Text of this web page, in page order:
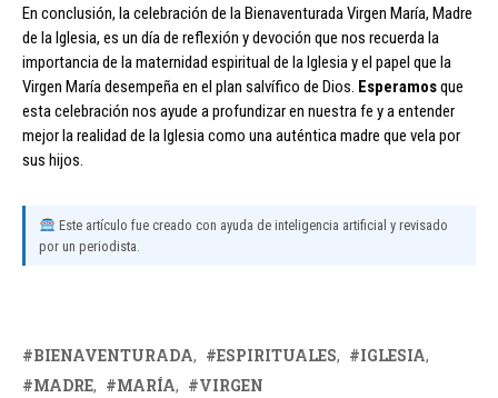
En conclusión, la celebración de la Bienaventurada Virgen María, Madre
de la Iglesia, es un día de reflexión y devoción que nos recuerda la
importancia de la maternidad espiritual de la Iglesia y el papel que la
Virgen María desempeña en el plan salvífico de Dios. Esperamosque
esta celebración nos ayude a profundizar en nuestra fe y a entender
mejor la realidad de la Iglesia como una auténtica madre que vela por
sus hijos.
Este artículo fue creado con ayuda de inteligencia artificial y revisado
por un periodista.
BIENAVENTURADA ESPIRITUALES
IGLESIA
MADRE
MARÍA VIRGEN